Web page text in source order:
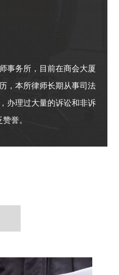
事务所，目前在商会大厦
，本所律师长期从事司法
办理过大量的诉讼和非诉
誉。